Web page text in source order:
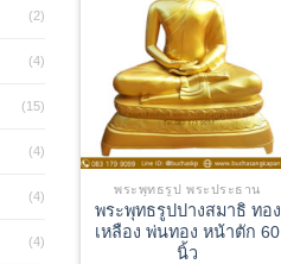
(2)
(4)
(15)
(4)
(4)
(4)
พระพุทธรูป พระประธาน
พระพุทธรูปปางสมาธิ ทอง
เหลือง พ่นทอง หน้าตัก 60
นิ้ว